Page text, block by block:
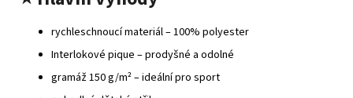
rychleschnoucí materiál – 100% polyester
Interlokové pique – prodyšné a odolné
gramáž 150 g/m² – ideální pro sport